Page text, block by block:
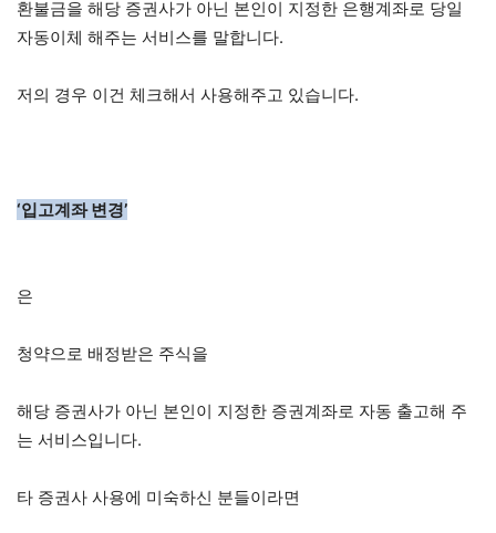
환불금을 해당 증권사가 아닌 본인이 지정한 은행계좌로 당일
자동이체 해주는 서비스를 말합니다.
저의 경우 이건 체크해서 사용해주고 있습니다.
‘입고계좌 변경’
은
청약으로 배정받은 주식을
해당 증권사가 아닌 본인이 지정한 증권계좌로 자동 출고해 주
는 서비스입니다.
타 증권사 사용에 미숙하신 분들이라면